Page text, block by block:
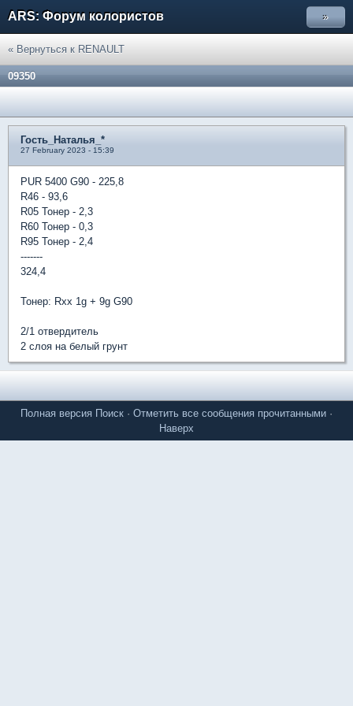
ARS: Форум колористов »
« Вернуться к RENAULT
09350
Гость_Наталья_*
27 February 2023 - 15:39
PUR 5400 G90 - 225,8
R46 - 93,6
R05 Тонер - 2,3
R60 Тонер - 0,3
R95 Тонер - 2,4
-------
324,4
Тонер: Rxx 1g + 9g G90
2/1 отвердитель
2 слоя на белый грунт
Полная версия Поиск · Отметить все сообщения прочитанными ·
Наверх